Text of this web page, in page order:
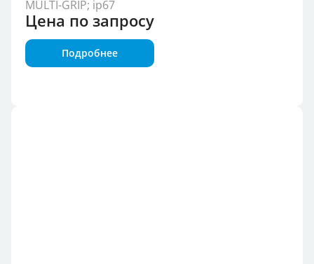
MULTI-GRIP; ip67
Цена по запросу
Подробнее